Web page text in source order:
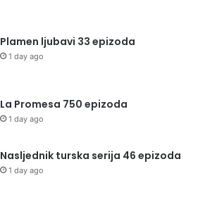
Plamen ljubavi 33 epizoda
1 day ago
La Promesa 750 epizoda
1 day ago
Nasljednik turska serija 46 epizoda
1 day ago